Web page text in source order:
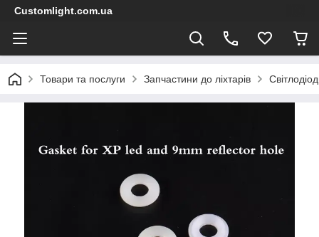
Customlight.com.ua
Товари та послуги Запчастини до ліхтарів